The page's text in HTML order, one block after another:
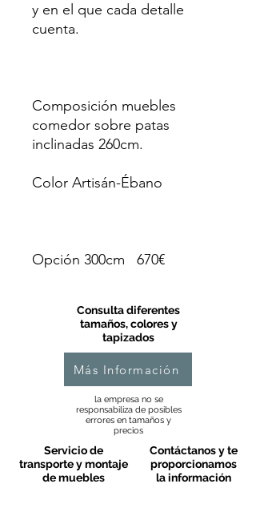
y en el que cada detalle
cuenta.
Composición muebles
comedor sobre patas
inclinadas 260cm.
Color Artisán-Ébano
Opción 300cm 670€
Consulta diferentes
tamaños, colores y
tapizados
Más Información
la empresa no se
responsabiliza de posibles
errores en tamaños y
precios
Servicio de
transporte y montaje
de muebles
Contáctanos y te
proporcionamos
la información